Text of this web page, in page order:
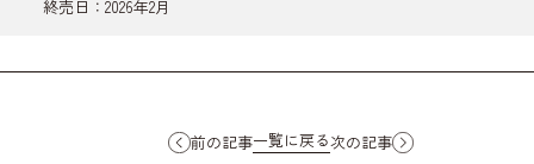
終売日：2026年2月
前の記事一覧に戻る次の記事